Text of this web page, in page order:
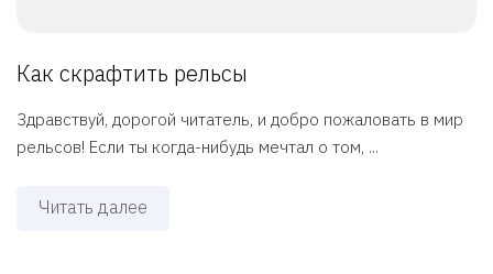
Как скрафтить рельсы
Здравствуй, дорогой читатель, и добро пожаловать в мир
рельсов! Если ты когда-нибудь мечтал о том, ...
Читать далее